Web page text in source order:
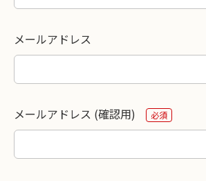
メールアドレス
メールアドレス (確認用) 必須